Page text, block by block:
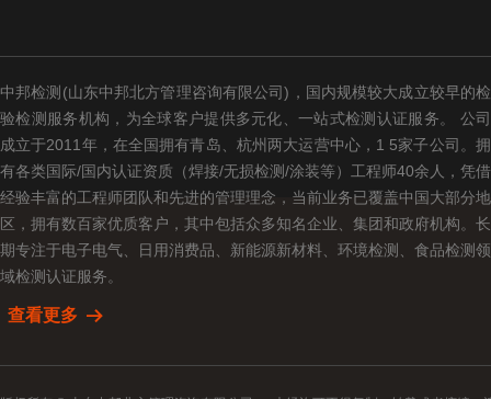
中邦检测(山东中邦北方管理咨询有限公司)，国内规模较大成立较早的检
验检测服务机构，为全球客户提供多元化、一站式检测认证服务。 公司
成立于2011年，在全国拥有青岛、杭州两大运营中心，1 5家子公司。拥
有各类国际/国内认证资质（焊接/无损检测/涂装等）工程师40余人，凭借
经验丰富的工程师团队和先进的管理理念，当前业务已覆盖中国大部分地
区，拥有数百家优质客户，其中包括众多知名企业、集团和政府机构。长
期专注于电子电气、日用消费品、新能源新材料、环境检测、食品检测领
域检测认证服务。
查看更多 뀠